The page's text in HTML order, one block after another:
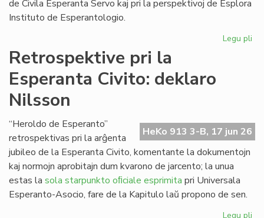
de Civila Esperanta Servo kaj pri la perspektivoj de Esplora
Instituto de Esperantologio.
Legu pli
Retrospektive pri la
Esperanta Civito: deklaro
Nilsson
HeKo 913 3-B, 17 jun 26
“Heroldo de Esperanto”
retrospektivas pri la arĝenta
jubileo de la Esperanta Civito, komentante la dokumentojn
kaj normojn aprobitajn dum kvarono de jarcento; la unua
estas la sola starpunkto oﬁciale esprimita pri Universala
Esperanto-Asocio, fare de la Kapitulo laŭ propono de sen.
Legu pli